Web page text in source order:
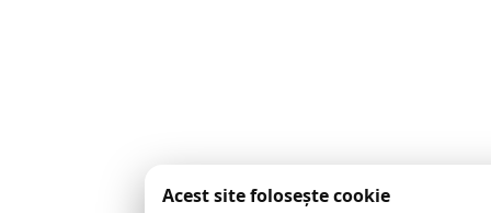
Acest site folosește cookie